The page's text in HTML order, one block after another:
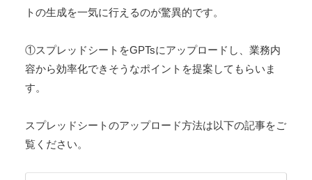
トの生成を一気に行えるのが驚異的です。
①スプレッドシートをGPTsにアップロードし、業務内
容から効率化できそうなポイントを提案してもらいま
す。
スプレッドシートのアップロード方法は以下の記事をご
覧ください。